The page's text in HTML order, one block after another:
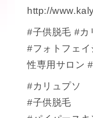
http://
#子供脱毛 #カ
#フォトフェ
性専用サロン
#カリュプソ
#子供脱毛